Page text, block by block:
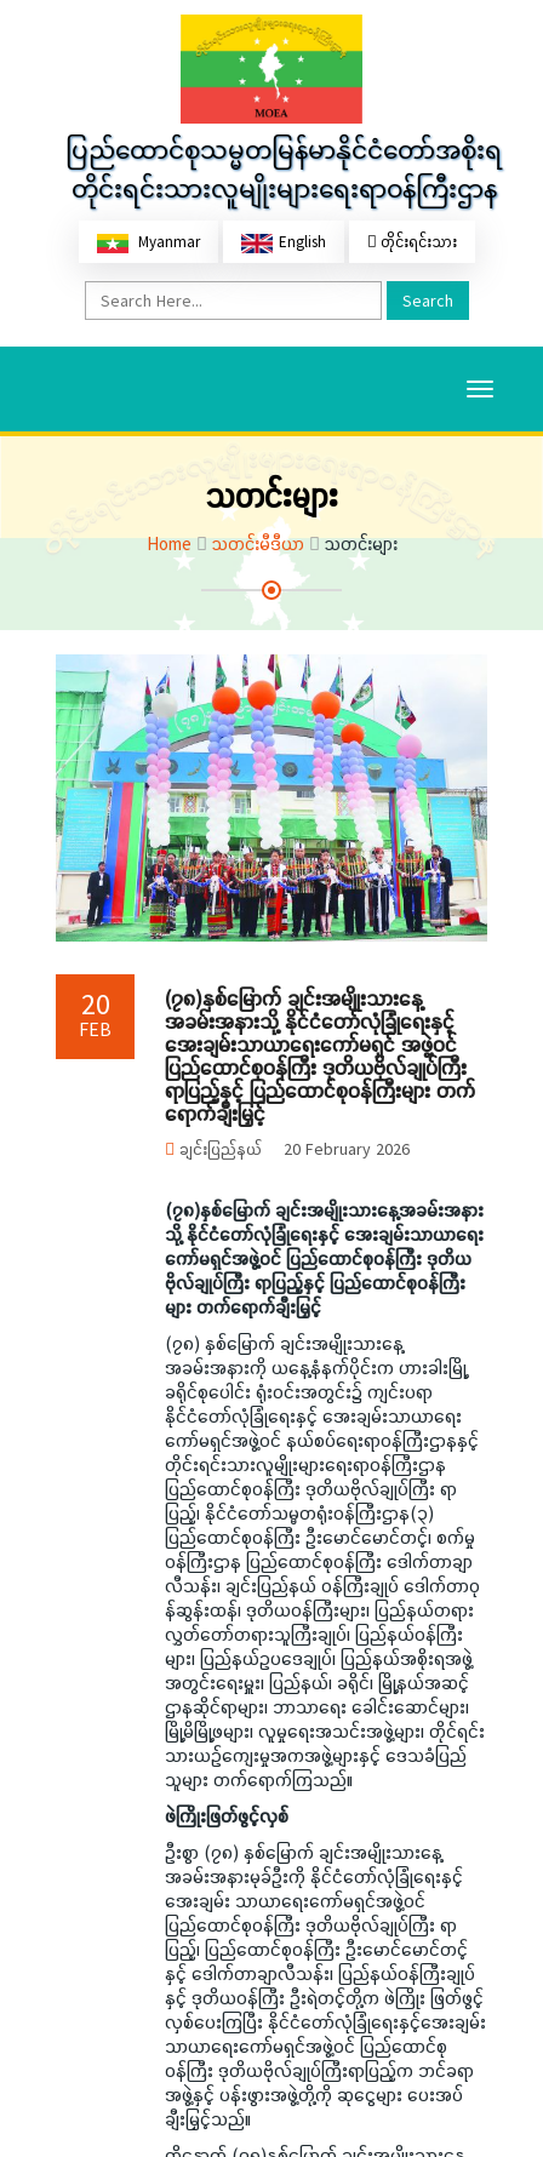
ပြည်ထောင်စုသမ္မတမြန်မာနိုင်ငံတော်အစိုးရ
တိုင်းရင်းသားလူမျိုးများရေးရာဝန်ကြီးဌာန
Myanmar English တိုင်းရင်းသား
Search
Toggle
သတင်းများ
Home သတင်းမီဒီယာ သတင်းများ
20
FEB
(၇၈)နှစ်မြောက် ချင်းအမျိုးသားနေ့
အခမ်းအနားသို့ နိုင်ငံတော်လုံခြုံရေးနှင့်
အေးချမ်းသာယာရေးကော်မရှင် အဖွဲ့ဝင်
ပြည်ထောင်စုဝန်ကြီး ဒုတိယဗိုလ်ချုပ်ကြီး
ရာပြည့်နှင့် ပြည်ထောင်စုဝန်ကြီးများ တက်
ရောက်ချီးမြှင့်
ချင်းပြည်နယ် 20 February 2026
(၇၈)နှစ်မြောက် ချင်းအမျိုးသားနေ့အခမ်းအနား
သို့ နိုင်ငံတော်လုံခြုံရေးနှင့် အေးချမ်းသာယာရေး
ကော်မရှင်အဖွဲ့ဝင် ပြည်ထောင်စုဝန်ကြီး ဒုတိယ
ဗိုလ်ချုပ်ကြီး ရာပြည့်နှင့် ပြည်ထောင်စုဝန်ကြီး
များ တက်ရောက်ချီးမြှင့်
(၇၈) နှစ်မြောက် ချင်းအမျိုးသားနေ့
အခမ်းအနားကို ယနေ့နံနက်ပိုင်းက ဟားခါးမြို့
ခရိုင်စုပေါင်း ရုံးဝင်းအတွင်း၌ ကျင်းပရာ
နိုင်ငံတော်လုံခြုံရေးနှင့် အေးချမ်းသာယာရေး
ကော်မရှင်အဖွဲ့ဝင် နယ်စပ်ရေးရာဝန်ကြီးဌာနနှင့်
တိုင်းရင်းသားလူမျိုးများရေးရာဝန်ကြီးဌာန
ပြည်ထောင်စုဝန်ကြီး ဒုတိယဗိုလ်ချုပ်ကြီး ရာ
ပြည့်၊ နိုင်ငံတော်သမ္မတရုံးဝန်ကြီးဌာန(၃)
ပြည်ထောင်စုဝန်ကြီး ဦးမောင်မောင်တင့်၊ စက်မှု
ဝန်ကြီးဌာန ပြည်ထောင်စုဝန်ကြီး ဒေါက်တာချာ
လီသန်း၊ ချင်းပြည်နယ် ဝန်ကြီးချုပ် ဒေါက်တာဝု
န်ဆွန်းထန်၊ ဒုတိယဝန်ကြီးများ၊ ပြည်နယ်တရား
လွှတ်တော်တရားသူကြီးချုပ်၊ ပြည်နယ်ဝန်ကြီး
များ၊ ပြည်နယ်ဥပဒေချုပ်၊ ပြည်နယ်အစိုးရအဖွဲ့
အတွင်းရေးမှူး၊ ပြည်နယ်၊ ခရိုင်၊ မြို့နယ်အဆင့်
ဌာနဆိုင်ရာများ၊ ဘာသာရေး ခေါင်းဆောင်များ၊
မြို့မိမြို့ဖများ၊ လူမှုရေးအသင်းအဖွဲ့များ၊ တိုင်ရင်း
သားယဉ်ကျေးမှုအကအဖွဲ့များနှင့် ဒေသခံပြည်
သူများ တက်ရောက်ကြသည်။
ဖဲကြိုးဖြတ်ဖွင့်လှစ်
ဦးစွာ (၇၈) နှစ်မြောက် ချင်းအမျိုးသားနေ့
အခမ်းအနားမုခ်ဦးကို နိုင်ငံတော်လုံခြုံရေးနှင့်
အေးချမ်း သာယာရေးကော်မရှင်အဖွဲ့ဝင်
ပြည်ထောင်စုဝန်ကြီး ဒုတိယဗိုလ်ချုပ်ကြီး ရာ
ပြည့်၊ ပြည်ထောင်စုဝန်ကြီး ဦးမောင်မောင်တင့်
နှင့် ဒေါက်တာချာလီသန်း၊ ပြည်နယ်ဝန်ကြီးချုပ်
နှင့် ဒုတိယဝန်ကြီး ဦးရဲတင့်တို့က ဖဲကြိုး ဖြတ်ဖွင့်
လှစ်ပေးကြပြီး နိုင်ငံတော်လုံခြုံရေးနှင့်အေးချမ်း
သာယာရေးကော်မရှင်အဖွဲ့ဝင် ပြည်ထောင်စု
ဝန်ကြီး ဒုတိယဗိုလ်ချုပ်ကြီးရာပြည့်က ဘင်ခရာ
အဖွဲ့နှင့် ပန်းဖွားအဖွဲ့တို့ကို ဆုငွေများ ပေးအပ်
ချီးမြှင့်သည်။